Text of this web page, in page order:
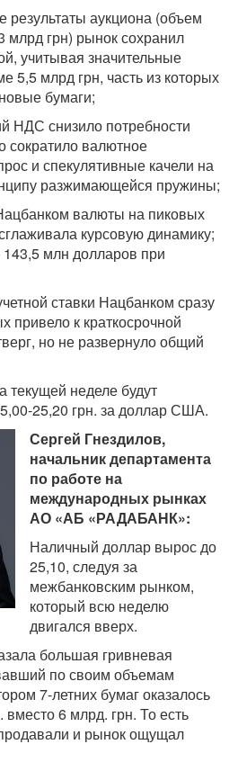
аукциона (объем
млрд грн) рынок сохранил
учитывая значительные
5,5 млрд грн, часть из которых
бумаги;
НДС снизило потребности
сократило валютное
и спекулятивные качели на
разжимающейся пружины;
валюты на пиковых
курсовую динамику;
млн долларов при
ставки Нацбанком сразу
привело к краткосрочной
но не развернуло общий
текущей неделе будут
25,20 грн. за доллар США.
Сергей Гнездилов,
начальник департамента
по работе на
международных рынках
АО «АБ «РАДАБАНК»:
Наличный доллар вырос до
25,10, следуя за
межбанковским рынком,
который всю неделю
двигался вверх.
большая гривневая
по своим объемам
7-летних бумаг оказалось
6 млрд. грн. То есть
и рынок ощущал